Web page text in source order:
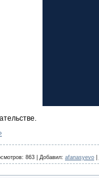
863 Добавил: afanasyevo